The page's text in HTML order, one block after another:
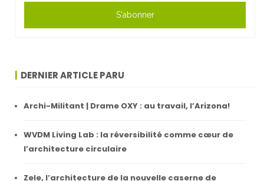
S'abonner
DERNIER ARTICLE PARU
Archi-Militant | Drame OXY : au travail, l’Arizona!
WVDM Living Lab : la réversibilité comme cœur de
l’architecture circulaire
Zele, l’architecture de la nouvelle caserne de